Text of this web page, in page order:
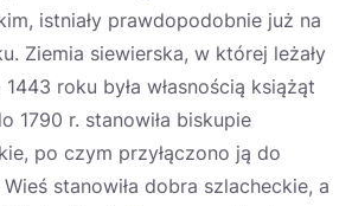
istniały prawdopodobnie już na
Ziemia siewierska, w której leżały
roku była własnością książąt
1790 r. stanowiła biskupie
po czym przyłączono ją do
stanowiła dobra szlacheckie, a